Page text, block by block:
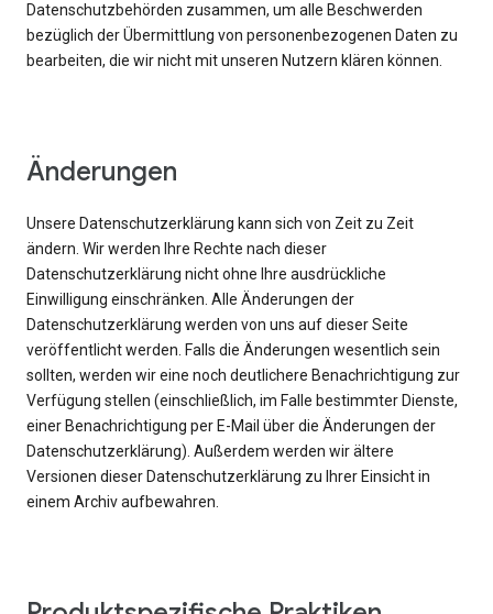
Datenschutzbehörden zusammen, um alle Beschwerden
bezüglich der Übermittlung von personenbezogenen Daten zu
bearbeiten, die wir nicht mit unseren Nutzern klären können.
Änderungen
Unsere Datenschutzerklärung kann sich von Zeit zu Zeit
ändern. Wir werden Ihre Rechte nach dieser
Datenschutzerklärung nicht ohne Ihre ausdrückliche
Einwilligung einschränken. Alle Änderungen der
Datenschutzerklärung werden von uns auf dieser Seite
veröffentlicht werden. Falls die Änderungen wesentlich sein
sollten, werden wir eine noch deutlichere Benachrichtigung zur
Verfügung stellen (einschließlich, im Falle bestimmter Dienste,
einer Benachrichtigung per E-Mail über die Änderungen der
Datenschutzerklärung). Außerdem werden wir ältere
Versionen dieser Datenschutzerklärung zu Ihrer Einsicht in
einem Archiv aufbewahren.